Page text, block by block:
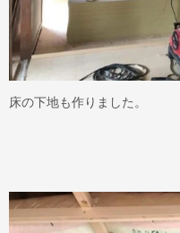
床の下地も作りました。